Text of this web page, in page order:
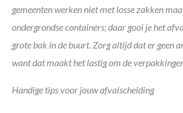
gemeenten werken niet met losse zakken
ondergrondse containers; daar gooi je het
grote bak in de buurt. Zorg altijd dat er geen
want dat maakt het lastig om de
Handige tips voor jouw afvalscheiding